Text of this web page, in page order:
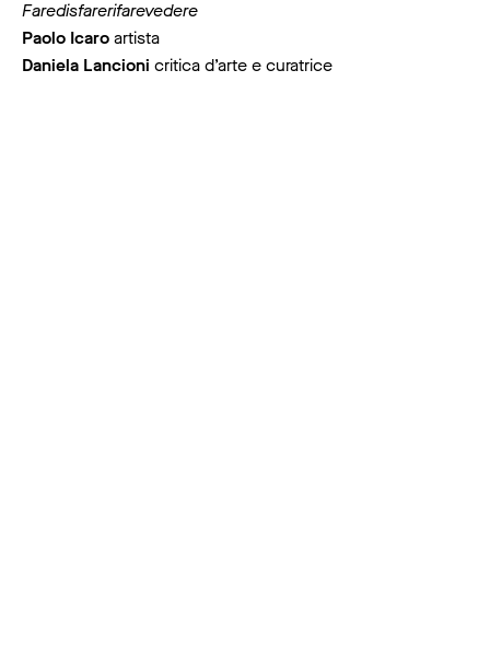
Faredisfarerifarevedere
Paolo Icaroartista
Daniela Lancioni critica d’arte e curatrice